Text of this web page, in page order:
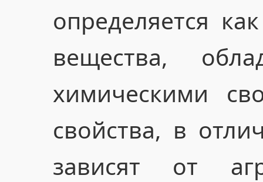
определяется
вещества,
химическими
свойства, в
зависят от